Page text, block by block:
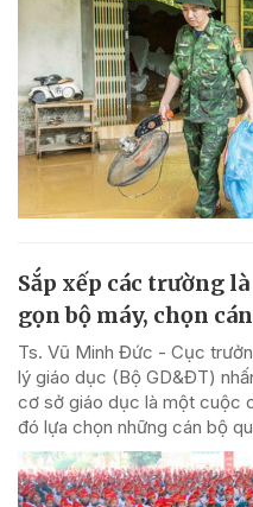
Sắp xếp các trường
gọn bộ máy, chọn
Ts. Vũ Minh Đức - Cục
lý giáo dục (Bộ GD&ĐT)
cơ sở giáo dục là một cuộc
đó lựa chọn những cán bộ